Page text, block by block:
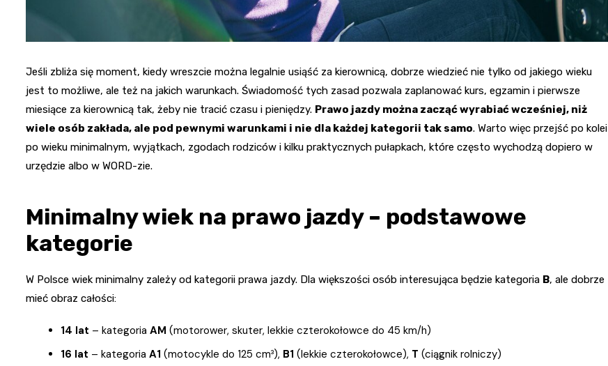
Jeśli zbliża się moment, kiedy wreszcie można legalnie usiąść za kierownicą, dobrze wiedzieć nie tylko od jakiego wieku
jest to możliwe, ale też na jakich warunkach. Świadomość tych zasad pozwala zaplanować kurs, egzamin i pierwsze
miesiące za kierownicą tak, żeby nie tracić czasu i pieniędzy. Prawo jazdy można zacząć wyrabiać wcześniej, niż
wiele osób zakłada, ale pod pewnymi warunkami i nie dla każdej kategorii tak samo. Warto więc przejść po kolei
po wieku minimalnym, wyjątkach, zgodach rodziców i kilku praktycznych pułapkach, które często wychodzą dopiero w
urzędzie albo w WORD-zie.
Minimalny wiek na prawo jazdy – podstawowe
kategorie
W Polsce wiek minimalny zależy od kategorii prawa jazdy. Dla większości osób interesująca będzie kategoria B, ale dobrze
mieć obraz całości:
14 lat – kategoria AM (motorower, skuter, lekkie czterokołowce do 45 km/h)
16 lat – kategoria A1 (motocykle do 125 cm³), B1 (lekkie czterokołowce), T (ciągnik rolniczy)